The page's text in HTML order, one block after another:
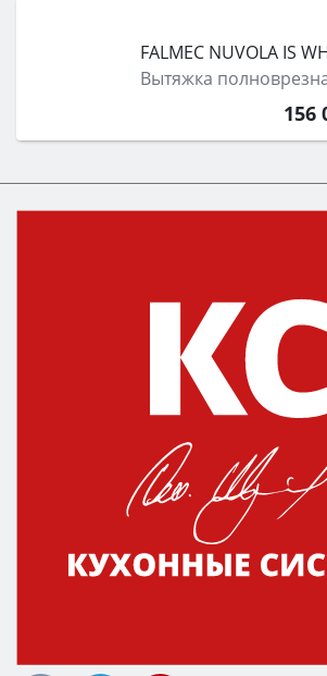
затем смотрите на объём 50–70
функции (конвекция, гриль,
защита от детей).
FALMEC NUVOLA IS
Вытяжка
156